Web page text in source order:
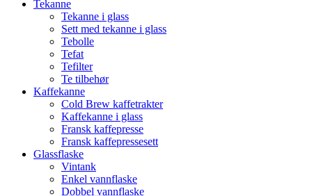
Tekanne
Tekanne i glass
Sett med tekanne i glass
Tebolle
Tefat
Tefilter
Te tilbehør
Kaffekanne
Cold Brew kaffetrakter
Kaffekanne i glass
Fransk kaffepresse
Fransk kaffepressesett
Glassflaske
Vintank
Enkel vannflaske
Dobbel vannflaske